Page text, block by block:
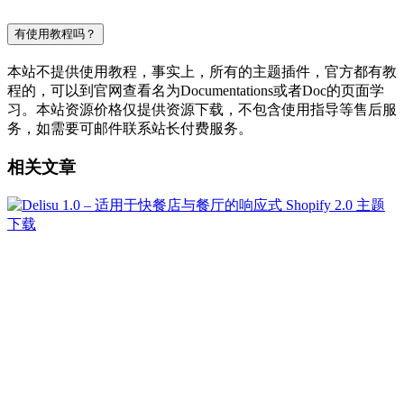
有使用教程吗？
本站不提供使用教程，事实上，所有的主题插件，官方都有教
程的，可以到官网查看名为Documentations或者Doc的页面学
习。本站资源价格仅提供资源下载，不包含使用指导等售后服
务，如需要可邮件联系站长付费服务。
相关文章